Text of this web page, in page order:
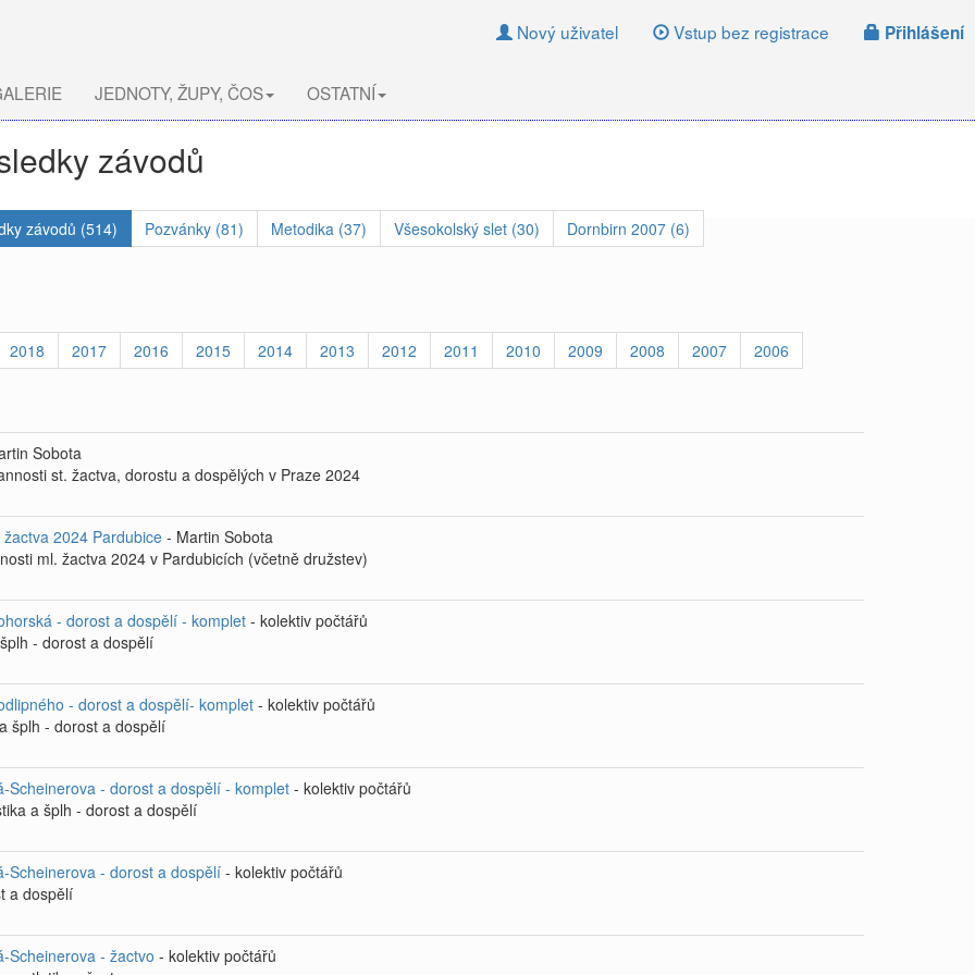
Nový uživatel Vstup bez registrace Přihlášení
JEDNOTY, ŽUPY, ČOS OSTATNÍ
závodů
závodů (514) Pozvánky (81) Metodika (37) Všesokolský slet (30) Dornbirn 2007 (6)
2018 2017 2016 2015 2014 2013 2012 2011 2010 2009 2008 2007 2006
Sobota
st. žactva, dorostu a dospělých v Praze 2024
2024 Pardubice - Martin Sobota
ml. žactva 2024 v Pardubicích (včetně družstev)
- dorost a dospělí - komplet - kolektiv počtářů
- dorost a dospělí
- dorost a dospělí- komplet - kolektiv počtářů
šplh - dorost a dospělí
Scheinerova - dorost a dospělí - komplet - kolektiv počtářů
a šplh - dorost a dospělí
Scheinerova - dorost a dospělí - kolektiv počtářů
a dospělí
Scheinerova - žactvo - kolektiv počtářů